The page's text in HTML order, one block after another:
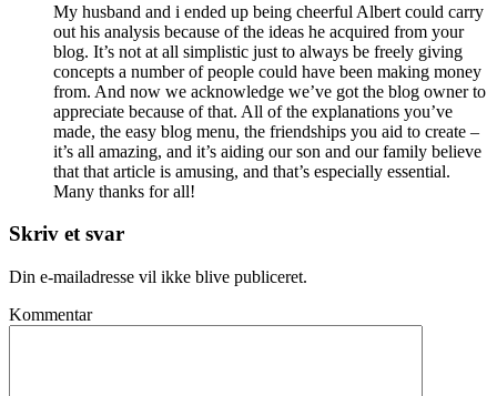
My husband and i ended up being cheerful Albert could carry
out his analysis because of the ideas he acquired from your
blog. It’s not at all simplistic just to always be freely giving
concepts a number of people could have been making money
from. And now we acknowledge we’ve got the blog owner to
appreciate because of that. All of the explanations you’ve
made, the easy blog menu, the friendships you aid to create –
it’s all amazing, and it’s aiding our son and our family believe
that that article is amusing, and that’s especially essential.
Many thanks for all!
Skriv et svar
Din e-mailadresse vil ikke blive publiceret.
Kommentar